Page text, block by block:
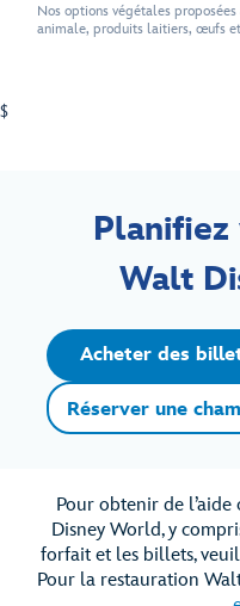
Nos options végétales
animale, produits laitiers, œufs
$
Planifiez
Walt
Acheter des
Réserver une
Pour obtenir de l’aide
Disney World, y
forfait et les billets,
Pour la restauration